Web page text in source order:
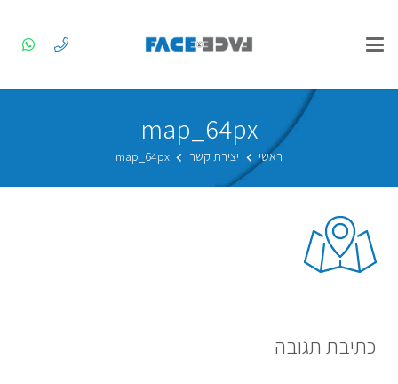
map_64px
ראשי יצירת קשר map_64px
כתיבת תגובה